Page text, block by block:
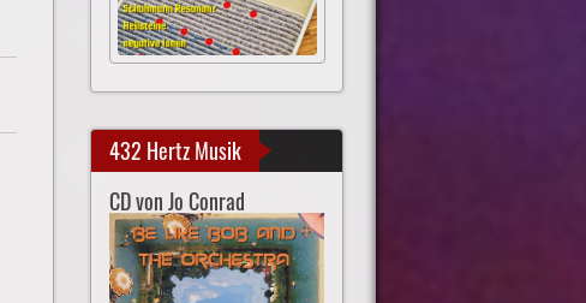
432 Hertz Musik
CD von Jo Conrad